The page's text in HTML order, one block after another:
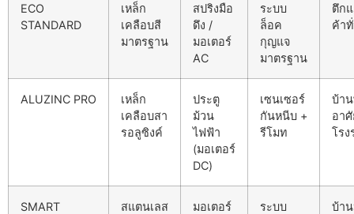
ECO
STANDARD
เหล็ก
เคลือบสี
มาตรฐาน
สปริงมือ
ดึง /
มอเตอร์
AC
ระบบ
ล็อค
กุญแจ
มาตรฐาน
ตึก
ค้า
ALUZINC PRO
เหล็ก
เคลือบสา
รอลูซิงค์
ประตู
ม้วน
ไฟฟ้า
(มอเตอร์
DC)
เซนเซอร์
กันหนีบ +
รีโมท
บ้า
อา
โรง
SMART
สแตนเลส
มอเตอร์
ระบบ
บ้า